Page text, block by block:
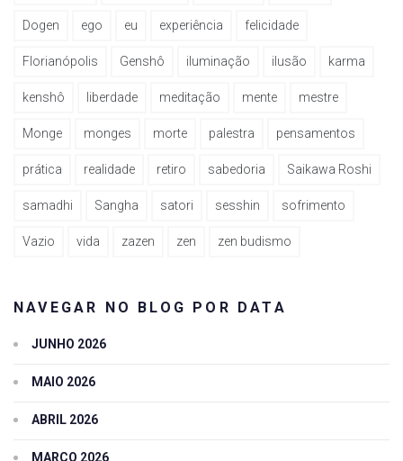
Dogen ego eu experiência felicidade
Florianópolis Genshô iluminação ilusão karma
kenshô liberdade meditação mente mestre
Monge monges morte palestra pensamentos
prática realidade retiro sabedoria Saikawa Roshi
samadhi Sangha satori sesshin sofrimento
Vazio vida zazen zen zen budismo
NAVEGAR NO BLOG POR DATA
JUNHO 2026
MAIO 2026
ABRIL 2026
MARÇO 2026